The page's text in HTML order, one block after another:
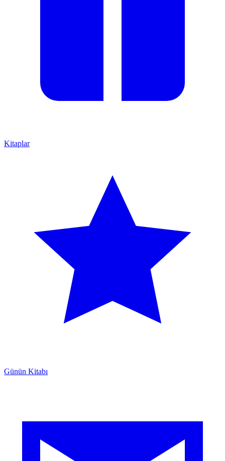
Kitaplar
Günün Kitabı